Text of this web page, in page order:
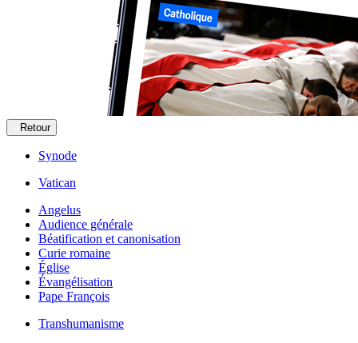
Retour
Synode
Vatican
Angelus
Audience générale
Béatification et canonisation
Curie romaine
Église
Évangélisation
Pape François
Transhumanisme